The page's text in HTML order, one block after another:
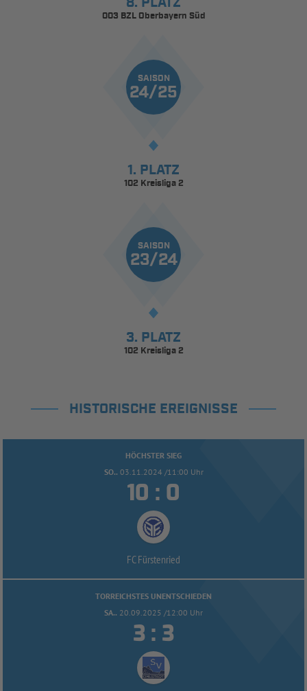
003 BZL Oberbayern Süd
SAISON
24/25
1. PLATZ
102 Kreisliga 2
SAISON
23/24
3. PLATZ
102 Kreisliga 2
HISTORISCHE EREIGNISSE
HÖCHSTER SIEG
SO.. 03.11.2024 /11:00 Uhr
 : 
FC Fürstenried
TORREICHSTES UNENTSCHIEDEN
SA.. 20.09.2025 /12:00 Uhr
 : 